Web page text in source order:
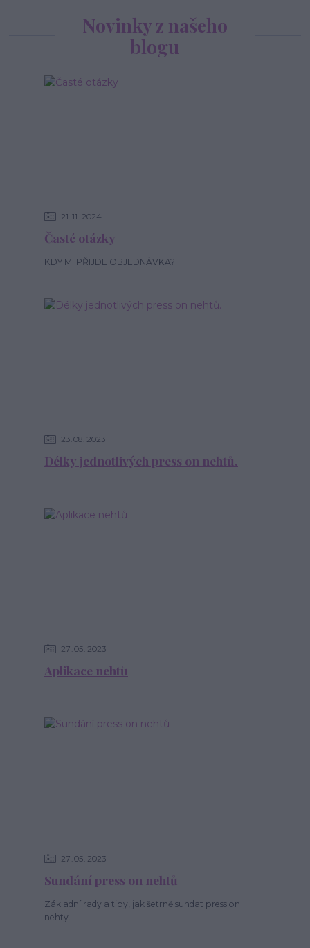
Novinky z našeho
blogu
21 11 2024
Časté otázky
KDY MI PŘIJDE OBJEDNÁVKA?
23 08 2023
Délky jednotlivých press on nehtů.
27 05 2023
Aplikace nehtů
27 05 2023
Sundání press on nehtů
Základní rady a tipy, jak šetrně sundat press on
nehty.